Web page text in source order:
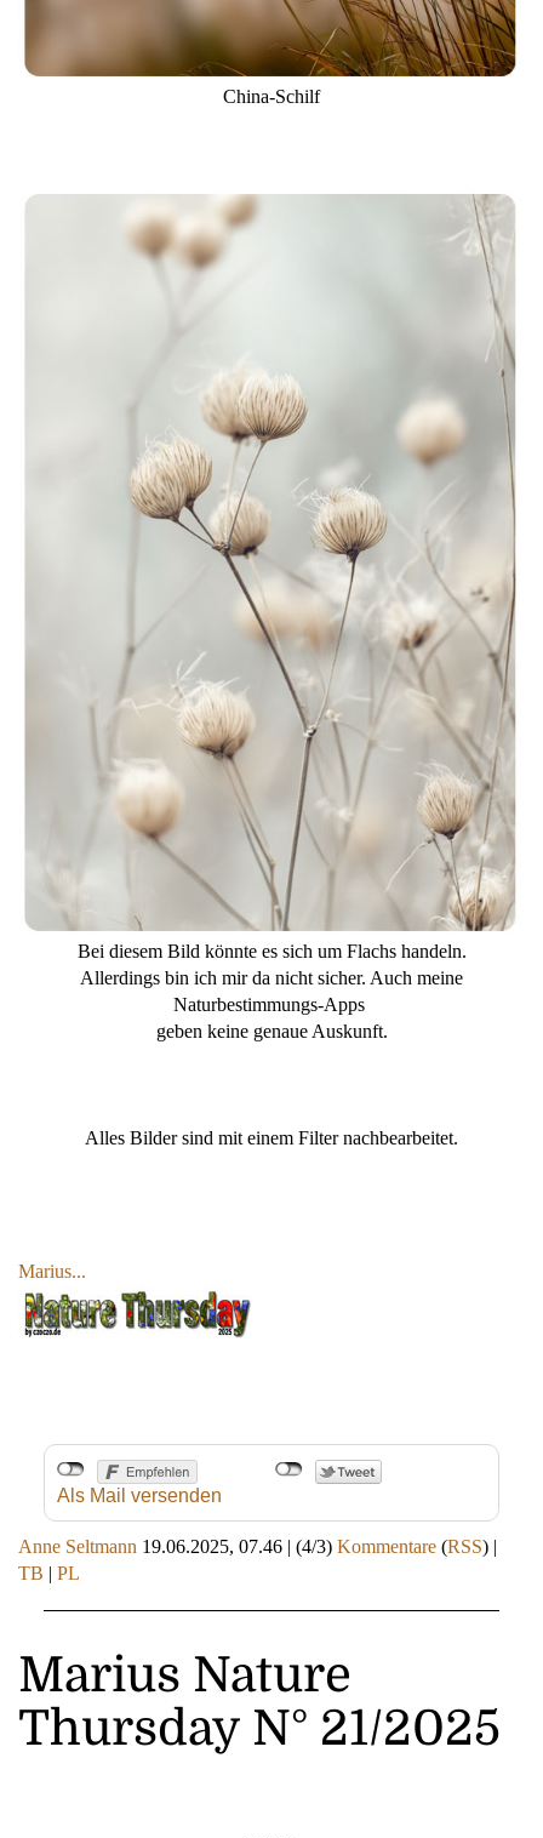
China-Schilf
Bei diesem Bild könnte es sich um Flachs handeln.
Allerdings bin ich mir da nicht sicher. Auch meine
Naturbestimmungs-Apps
geben keine genaue Auskunft.
Alles Bilder sind mit einem Filter nachbearbeitet.
Marius...
Als Mail versenden
Anne Seltmann 19.06.2025, 07.46 | (4/3) Kommentare (RSS) |
TB | PL
Marius Nature
Thursday N° 21/2025